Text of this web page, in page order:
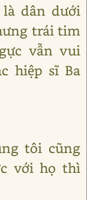
dân dưới
trái tim
vẫn vui
hiệp sĩ Ba
tôi cũng
với họ thì